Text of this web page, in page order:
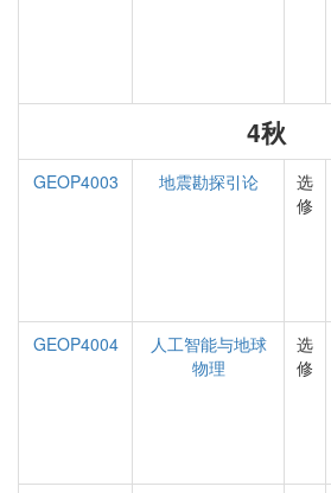
4秋
GEOP4003 地震勘探引论
选
修
GEOP4004
人工智能与地球
物理
选
修